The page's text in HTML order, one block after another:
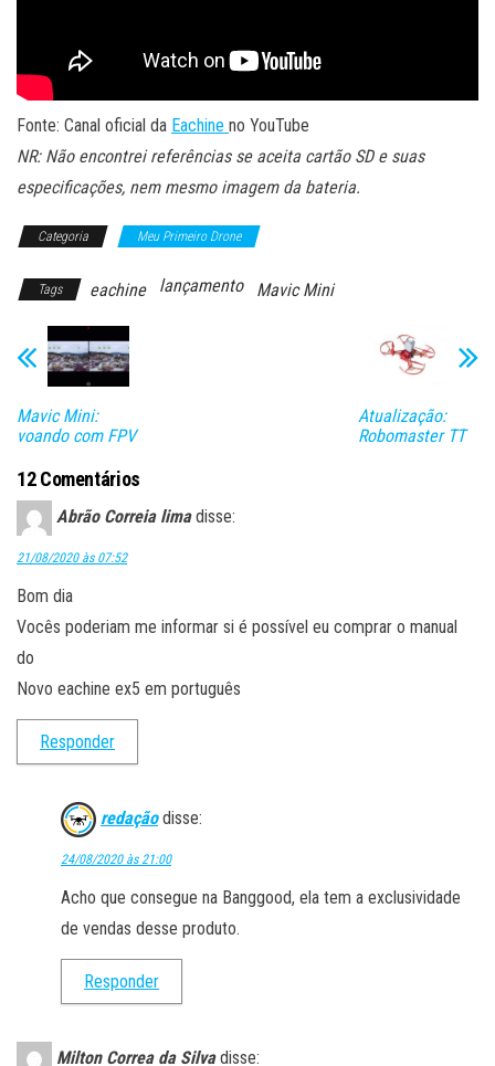
Fonte: Canal oficial da Eachine no YouTube
NR: Não encontrei referências se aceita cartão SD e suas
especificações, nem mesmo imagem da bateria.
Categoria Meu Primeiro Drone
Tags eachine lançamento Mavic Mini
Mavic Mini:
voando com FPV
Atualização:
Robomaster TT
12 Comentários
Abrão Correia lima disse:
21/08/2020 às 07:52
Bom dia
Vocês poderiam me informar si é possível eu comprar o manual
do
Novo eachine ex5 em português
Responder
redação disse:
24/08/2020 às 21:00
Acho que consegue na Banggood, ela tem a exclusividade
de vendas desse produto.
Responder
Milton Correa da Silva disse: